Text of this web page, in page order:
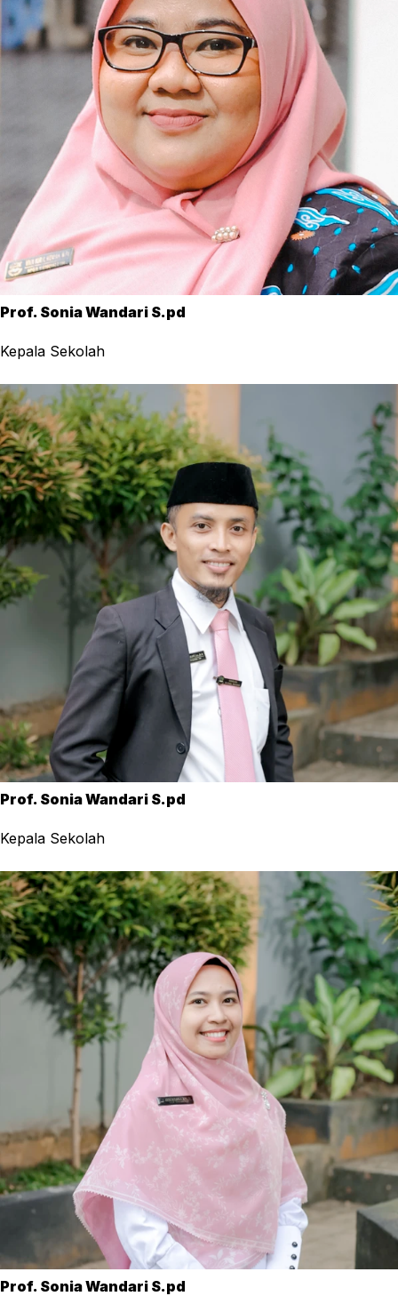
Prof. Sonia Wandari S.pd
Kepala Sekolah
Prof. Sonia Wandari S.pd
Kepala Sekolah
Prof. Sonia Wandari S.pd